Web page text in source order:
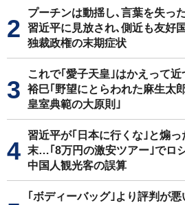
プーチンは動揺し､言葉を失っ
習近平に見放され､側近も友好
独裁政権の末期症状
これで｢愛子天皇｣はかえって
裕巳｢野望にとらわれた麻生太
皇室典範の大原則｣
習近平が｢日本に行くな｣と煽っ
末…｢8万円の激安ツアー｣でロ
中国人観光客の誤算
｢ボディーバッグ｣より評判が